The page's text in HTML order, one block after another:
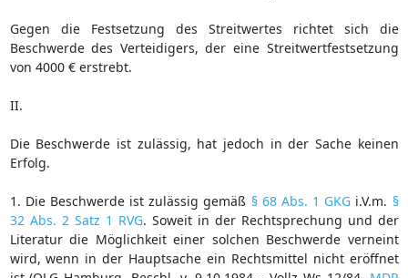
Gegen die Festsetzung des Streitwertes richtet sich die
Beschwerde des Verteidigers, der eine Streitwertfestsetzung
von 4000 € erstrebt.
II.
Die Beschwerde ist zulässig, hat jedoch in der Sache keinen
Erfolg.
1. Die Beschwerde ist zulässig gemäß § 68 Abs. 1 GKG i.V.m. §
32 Abs. 2 Satz 1 RVG. Soweit in der Rechtsprechung und der
Literatur die Möglichkeit einer solchen Beschwerde verneint
wird, wenn in der Hauptsache ein Rechtsmittel nicht eröffnet